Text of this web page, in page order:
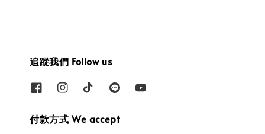
追蹤我們 Follow us
付款方式 We accept